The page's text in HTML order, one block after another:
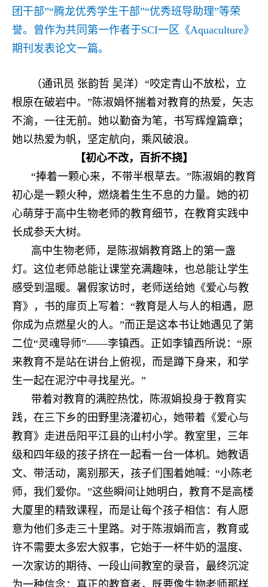
团干部”“腾龙优秀学生干部”“优秀班导助理”等荣
誉。曾作为共同第一作者于SCI一区《Aquaculture》
期刊发表论文一篇。
（通讯员 张韵哲 吴洋）“咬定青山不放松，立
根原在破岩中。”陈淑娟怀揣着对教育的热爱，矢志
不渝，一往无前。她以勤奋为笔，书写辉煌篇章；
她以热爱为帆，坚定航向，乘风破浪。
【初心不改，百折不挠】
“捧着一颗心来，不带半根草去。”陈淑娟的教育
初心是一颗火种，燃烧着生生不息的力量。她的初
心萌芽于高中生物老师的教育细节，在教育实践中
长成参天大树。
高中生物老师，是陈淑娟教育路上的第一盏
灯。这位老师总能让课堂充满趣味，也总能让学生
感受到温暖。暑假家访时，老师送给她《爱心与教
育》，书的扉页上写着：“教育是人与人的相遇，愿
你成为点燃星火的人。”而正是这本书让她遇见了第
二位“灵魂导师”——李镇西。正如李镇西所说：“原
来教育不是站在讲台上俯视，而是蹲下身来，和学
生一起在泥泞中寻找星光。”
带着对教育的满腔热忱，陈淑娟投身于教育实
践，在三下乡的田野里浇灌初心，她带着《爱心与
教育》走进岳阳平江县的山村小学。教室里，三年
级和四年级的孩子挤在一起看一台一体机。她教语
文、带活动，离别那天，孩子们围着她喊： “小陈老
师，我们爱你。”这些瞬间让她明白，教育不是高楼
大厦里的精致课程，而是让每个孩子相信：有人愿
意为他们多走三十里路。对于陈淑娟而言，教育或
许不需要太多宏大叙事，它始于一杯牛奶的温度、
一次家访的期待、一段山间教室的录音，最终沉淀